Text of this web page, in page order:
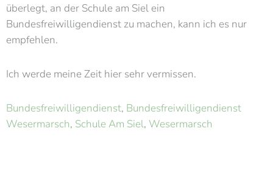
überlegt, an der Schule am Siel ein
Bundesfreiwilligendienst zu machen, kann ich es nur
empfehlen.
Ich werde meine Zeit hier sehr vermissen.
Bundesfreiwilligendienst, Bundesfreiwilligendienst
Wesermarsch, Schule Am Siel, Wesermarsch